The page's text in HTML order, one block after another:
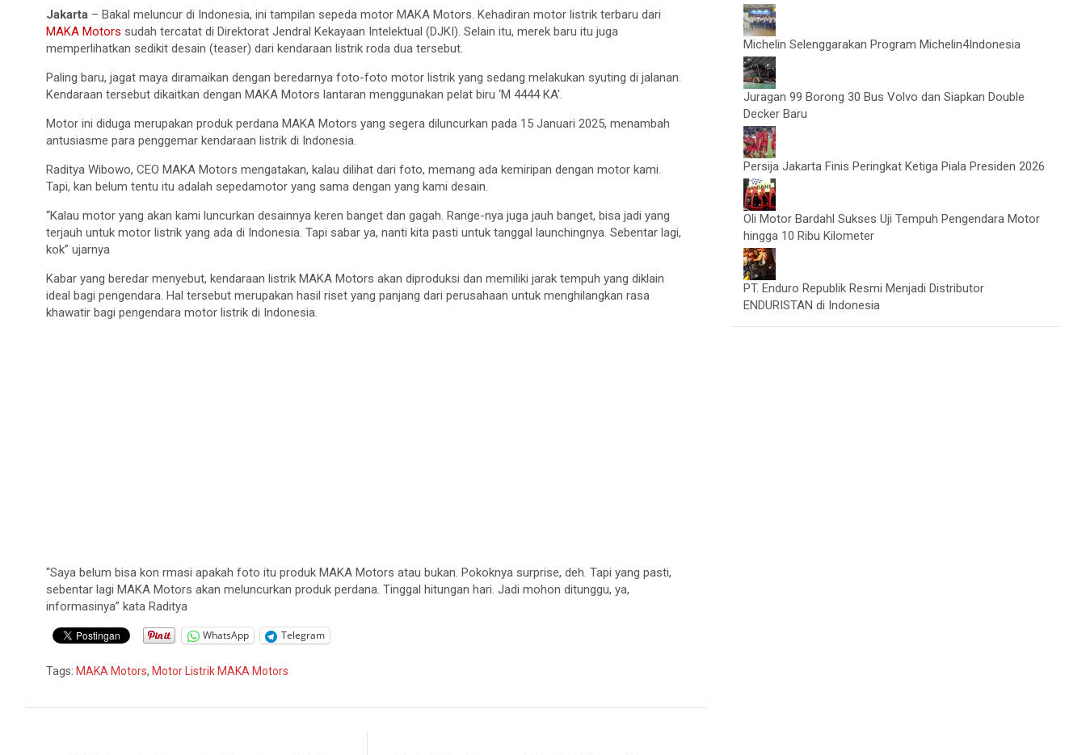
Jakarta – Bakal meluncur di Indonesia, ini tampilan sepeda motor MAKA Motors. Kehadiran motor listrik terbaru dari
MAKA Motors sudah tercatat di Direktorat Jendral Kekayaan Intelektual (DJKI). Selain itu, merek baru itu juga
memperlihatkan sedikit desain (teaser) dari kendaraan listrik roda dua tersebut.
Paling baru, jagat maya diramaikan dengan beredarnya foto-foto motor listrik yang sedang melakukan syuting di jalanan.
Kendaraan tersebut dikaitkan dengan MAKA Motors lantaran menggunakan pelat biru ‘M 4444 KA'.
Motor ini diduga merupakan produk perdana MAKA Motors yang segera diluncurkan pada 15 Januari 2025, menambah
antusiasme para penggemar kendaraan listrik di Indonesia.
Raditya Wibowo, CEO MAKA Motors mengatakan, kalau dilihat dari foto, memang ada kemiripan dengan motor kami.
Tapi, kan belum tentu itu adalah sepedamotor yang sama dengan yang kami desain.
“Kalau motor yang akan kami luncurkan desainnya keren banget dan gagah. Range-nya juga jauh banget, bisa jadi yang
terjauh untuk motor listrik yang ada di Indonesia. Tapi sabar ya, nanti kita pasti untuk tanggal launchingnya. Sebentar lagi,
kok” ujarnya
Kabar yang beredar menyebut, kendaraan listrik MAKA Motors akan diproduksi dan memiliki jarak tempuh yang diklain
ideal bagi pengendara. Hal tersebut merupakan hasil riset yang panjang dari perusahaan untuk menghilangkan rasa
khawatir bagi pengendara motor listrik di Indonesia.
“Saya belum bisa kon rmasi apakah foto itu produk MAKA Motors atau bukan. Pokoknya surprise, deh. Tapi yang pasti,
sebentar lagi MAKA Motors akan meluncurkan produk perdana. Tinggal hitungan hari. Jadi mohon ditunggu, ya,
informasinya” kata Raditya
WhatsApp Telegram
Tags: MAKA Motors, Motor Listrik MAKA Motors
Michelin Selenggarakan Program Michelin4Indonesia
Juragan 99 Borong 30 Bus Volvo dan Siapkan Double
Decker Baru
Persija Jakarta Finis Peringkat Ketiga Piala Presiden 2026
Oli Motor Bardahl Sukses Uji Tempuh Pengendara Motor
hingga 10 Ribu Kilometer
PT. Enduro Republik Resmi Menjadi Distributor
ENDURISTAN di Indonesia